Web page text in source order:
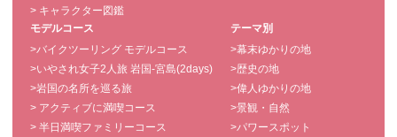
> キャラクター図鑑
モデルコース
>バイクツーリング モデルコース
>いやされ女子2人旅 岩国-宮島(2days)
>岩国の名所を巡る旅
> アクティブに満喫コース
> 半日満喫ファミリーコース
テーマ別
>幕末ゆかりの地
>歴史の地
>偉人ゆかりの地
>景観・自然
>パワースポット